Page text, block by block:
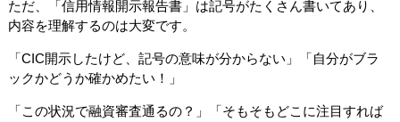
ただ、「信用情報開示報告書」は記号がたくさん書いてあり、
内容を理解するのは大変です。
「CIC開示したけど、記号の意味が分からない」「自分がブラ
ックかどうか確かめたい！」
「この状況で融資審査通るの？」「そもそもどこに注目すれば